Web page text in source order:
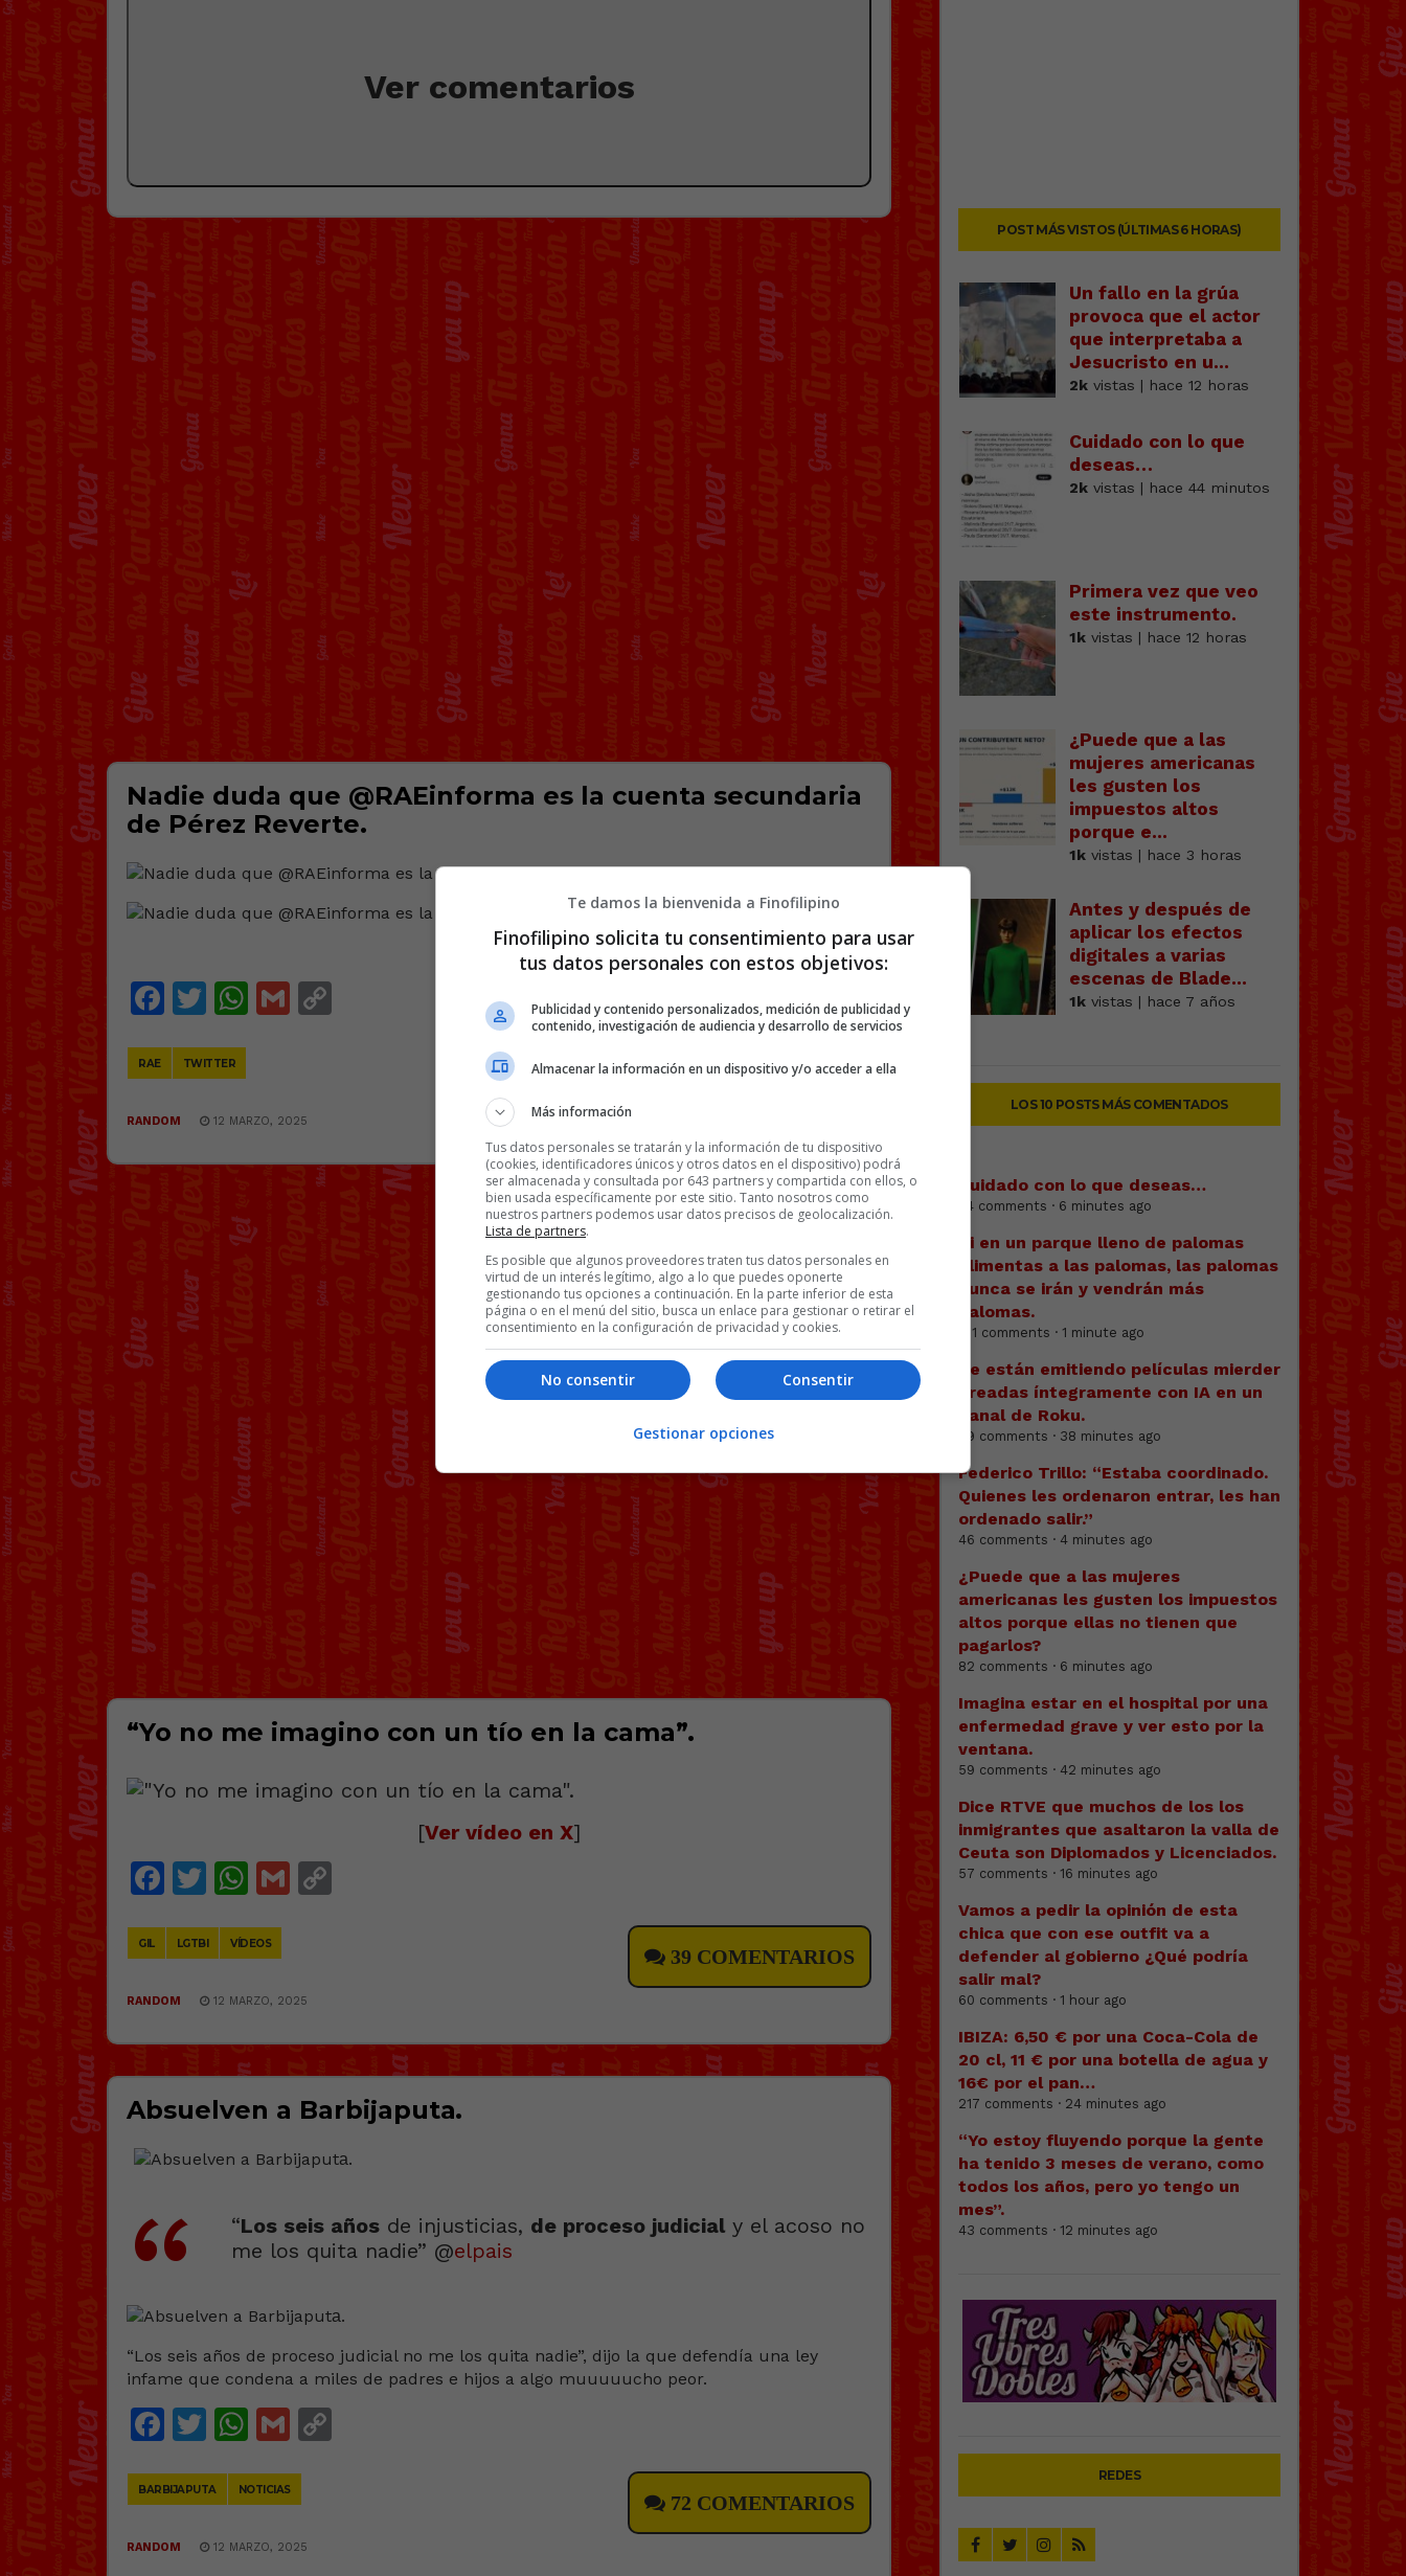
Ver comentarios
Nadie duda que @RAEinforma es la cuenta secundaria
de Pérez Reverte.
RAEinforma
Facebook
Twitter
WhatsApp
Gmail
RAE TWITTER
32 COMENTARIOS
RANDOM 12 MARZO, 2025
“Yo no me imagino con un tío en la cama”.
[Ver vídeo en X]
Facebook
Twitter
WhatsApp
Gmail
GIL LGTBI VÍDEOS
39 COMENTARIOS
RANDOM 12 MARZO, 2025
Absuelven a Barbijaputа.
“Los seis años de injusticias, de proceso judicial y el acoso no
me los quita nadie” @elpais
“Los seis años de proceso judicial no me los quita nadie”, dijo la que defendía una ley
infame que condena a miles de padres e hijos a algo muuuuucho peor.
Facebook
Twitter
WhatsApp
Gmail
BARBIJAPUTA NOTICIAS
72 COMENTARIOS
RANDOM 12 MARZO, 2025
POST MÁS VISTOS (ÚLTIMAS 6 HORAS)
Un fallo en la grúa
provoca que el actor
que interpretaba a
Jesucristo en u...
2kvistas | hace 12 horas
Cuidado con lo que
deseas…
2kvistas | hace 44 minutos
Primera vez que veo
este instrumento.
1kvistas | hace 12 horas
¿Puede que a las
mujeres americanas
les gusten los
impuestos altos
porque e...
1kvistas | hace 3 horas
Antes y después de
aplicar los efectos
digitales a varias
escenas de Blade...
1kvistas | hace 7 años
LOS 10 POSTS MÁS COMENTADOS
Cuidado con lo que deseas…
74 comments · 6 minutes ago
Si en un parque lleno de palomas
alimentas a las palomas, las palomas
nunca se irán y vendrán más
palomas.
101 comments · 1 minute ago
Se están emitiendo películas mierder
creadas íntegramente con IA en un
canal de Roku.
69 comments · 38 minutes ago
Federico Trillo: “Estaba coordinado.
Quienes les ordenaron entrar, les han
ordenado salir.”
46 comments · 4 minutes ago
¿Puede que a las mujeres
americanas les gusten los impuestos
altos porque ellas no tienen que
pagarlos?
82 comments · 6 minutes ago
Imagina estar en el hospital por una
enfermedad grave y ver esto por la
ventana.
59 comments · 42 minutes ago
Dice RTVE que muchos de los los
inmigrantes que asaltaron la valla de
Ceuta son Diplomados y Licenciados.
57 comments · 16 minutes ago
Vamos a pedir la opinión de esta
chica que con ese outfit va a
defender al gobierno ¿Qué podría
salir mal?
60 comments · 1 hour ago
IBIZA: 6,50 € por una Coca-Cola de
20 cl, 11 € por una botella de agua y
16€ por el pan…
217 comments · 24 minutes ago
“Yo estoy fluyendo porque la gente
ha tenido 3 meses de verano, como
todos los años, pero yo tengo un
mes”.
43 comments · 12 minutes ago
REDES
Te damos la bienvenida a Finofilipino
Finofilipino solicita tu consentimiento para usar
tus datos personales con estos objetivos:
Publicidad y contenido personalizados, medición de publicidad y
contenido, investigación de audiencia y desarrollo de servicios
Almacenar la información en un dispositivo y/o acceder a ella
Más información
Tus datos personales se tratarán y la información de tu dispositivo
(cookies, identificadores únicos y otros datos en el dispositivo) podrá
ser almacenada y consultada por 643 partners y compartida con ellos, o
bien usada específicamente por este sitio. Tanto nosotros como
nuestros partners podemos usar datos precisos de geolocalización.
Lista de partners.
Es posible que algunos proveedores traten tus datos personales en
virtud de un interés legítimo, algo a lo que puedes oponerte
gestionando tus opciones a continuación. En la parte inferior de esta
página o en el menú del sitio, busca un enlace para gestionar o retirar el
consentimiento en la configuración de privacidad y cookies.
Consentir
No consentir
Gestionar opciones